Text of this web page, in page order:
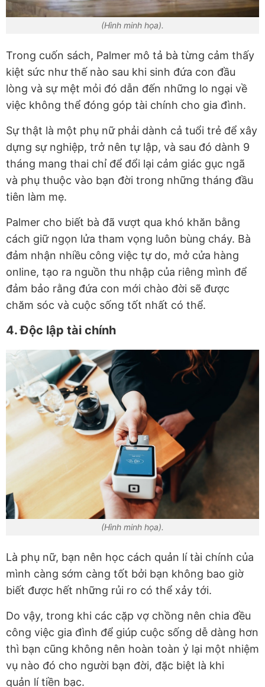
(Hình minh họa).
Trong cuốn sách, Palmer mô tả bà từng cảm thấy
kiệt sức như thế nào sau khi sinh đứa con đầu
lòng và sự mệt mỏi đó dẫn đến những lo ngại về
việc không thể đóng góp tài chính cho gia đình.
Sự thật là một phụ nữ phải dành cả tuổi trẻ để xây
dựng sự nghiệp, trở nên tự lập, và sau đó dành 9
tháng mang thai chỉ để đổi lại cảm giác gục ngã
và phụ thuộc vào bạn đời trong những tháng đầu
tiên làm mẹ.
Palmer cho biết bà đã vượt qua khó khăn bằng
cách giữ ngọn lửa tham vọng luôn bùng cháy. Bà
đảm nhận nhiều công việc tự do, mở cửa hàng
online, tạo ra nguồn thu nhập của riêng mình để
đảm bảo rằng đứa con mới chào đời sẽ được
chăm sóc và cuộc sống tốt nhất có thể.
4. Độc lập tài chính
(Hình minh họa).
Là phụ nữ, bạn nên học cách quản lí tài chính của
mình càng sớm càng tốt bởi bạn không bao giờ
biết được hết những rủi ro có thể xảy tới.
Do vậy, trong khi các cặp vợ chồng nên chia đều
công việc gia đình để giúp cuộc sống dễ dàng hơn
thì bạn cũng không nên hoàn toàn ỷ lại một nhiệm
vụ nào đó cho người bạn đời, đặc biệt là khi
quản lí tiền bạc.